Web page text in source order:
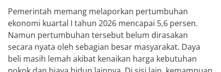
Pemerintah memang melaporkan pertumbuhan
ekonomi kuartal I tahun 2026 mencapai 5,6 persen.
Namun pertumbuhan tersebut belum dirasakan
secara nyata oleh sebagian besar masyarakat. Daya
beli masih lemah akibat kenaikan harga kebutuhan